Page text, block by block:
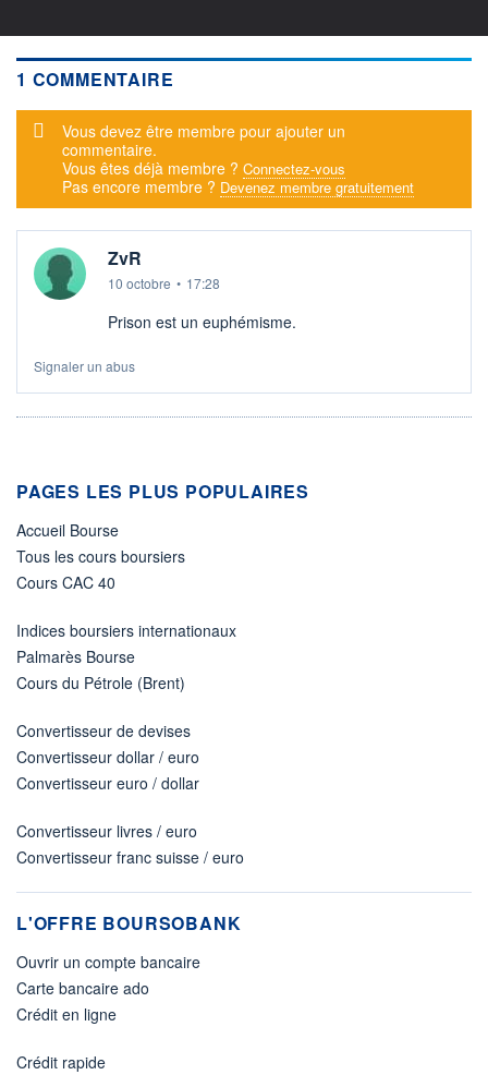
1 COMMENTAIRE
Message d'alerte
Vous devez être membre pour ajouter un
commentaire.
Vous êtes déjà membre ? Connectez-vous
Pas encore membre ? Devenez membre gratuitement
ZvR
10 octobre • 17:28
Prison est un euphémisme.
Signaler un abus
PAGES LES PLUS POPULAIRES
Accueil Bourse
Tous les cours boursiers
Cours CAC 40
Indices boursiers internationaux
Palmarès Bourse
Cours du Pétrole (Brent)
Convertisseur de devises
Convertisseur dollar / euro
Convertisseur euro / dollar
Convertisseur livres / euro
Convertisseur franc suisse / euro
L'OFFRE BOURSOBANK
Ouvrir un compte bancaire
Carte bancaire ado
Crédit en ligne
Crédit rapide